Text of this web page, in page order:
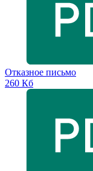
Отказное письмо
260 Кб